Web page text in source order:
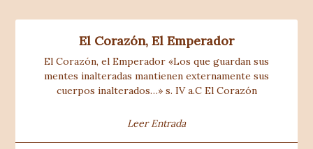
El Corazón, El Emperador
El Corazón, el Emperador «Los que guardan sus
mentes inalteradas mantienen externamente sus
cuerpos inalterados…» s. IV a.C El Corazón
Leer Entrada